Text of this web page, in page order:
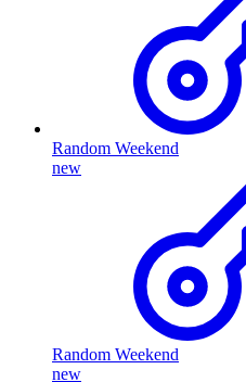
Random Weekend
new
Random Weekend
new